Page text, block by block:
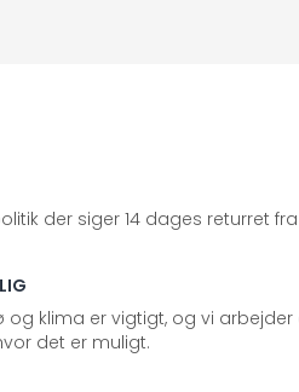
der siger 14 dages returret
og klima er vigtigt, og vi
det er muligt.